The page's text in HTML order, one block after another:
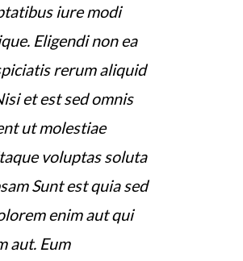
iure modi
Eligendi non ea
rerum aliquid
et est sed omnis
ut molestiae
voluptas soluta
Sunt est quia sed
enim aut qui
aut. Eum